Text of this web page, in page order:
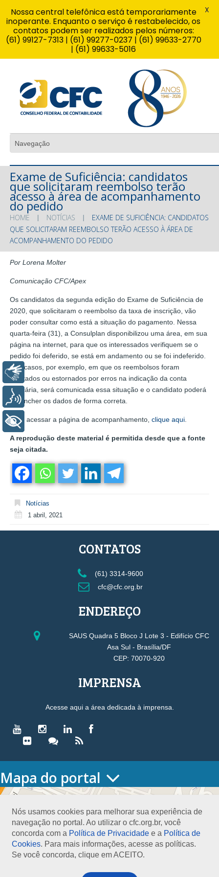
Exame de Suficiência: candidatos
que solicitaram reembolso terão
acesso à área de acompanhamento
do pedido
HOME NOTÍCIAS
EXAME DE SUFICIÊNCIA: CANDIDATOS
QUE SOLICITARAM REEMBOLSO TERÃO ACESSO À ÁREA DE
ACOMPANHAMENTO DO PEDIDO
Por Lorena Molter
Comunicação CFC/Apex
Os candidatos da segunda edição do Exame de Suficiência de
2020, que solicitaram o reembolso da taxa de inscrição, vão
poder consultar como está a situação do pagamento. Nessa
quarta-feira (31), a Consulplan disponibilizou uma área, em sua
página na internet, para que os interessados verifiquem se o
pedido foi deferido, se está em andamento ou se foi indeferido.
Nos casos, por exemplo, em que os reembolsos foram
rejeitados ou estornados por erros na indicação da conta
bancária, será comunicada essa situação e o candidato poderá
preencher os dados de forma correta.
Para acessar a página de acompanhamento, clique aqui
A reprodução deste material é permitida desde que a fonte
seja citada.
Notícias
1 abril, 2021
Nós usamos cookies para melhorar sua experiência de
navegação no portal. Ao utilizar o cfc.org.br, você
concorda com a Política de Privacidade e a Política de
Cookies. Para mais informações, acesse as políticas.
Se você concorda, clique em ACEITO.
CONTATOS
(61) 3314-9600
cfc@cfc.org.br
ENDEREÇO
SAUS Quadra 5 Bloco J Lote 3 - Edifício CFC
Asa Sul - Brasília/DF
CEP: 70070-920
IMPRENSA
Acesse aqui a área dedicada à imprensa.
Mapa do portal
HOME
Conselho Diretor
Nossa Sede
Planejamento
Organograma
Medalha João Lyra
Nossa central telefônica está temporariamente
inoperante. Enquanto o serviço é restabelecido, os
contatos podem ser realizados pelos números:
(61) 99127-7313 | (61) 99277-0237 | (61) 99633-2770
| (61) 99633-5016
X
Libras
Voz
+ Acessibilidade